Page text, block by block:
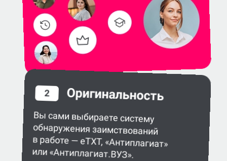
2 Оригинальность
Вы сами выбираете систему
обнаружения заимствований
в работе — eTXT, «Антиплагиат»
или «Антиплагиат.ВУЗ».